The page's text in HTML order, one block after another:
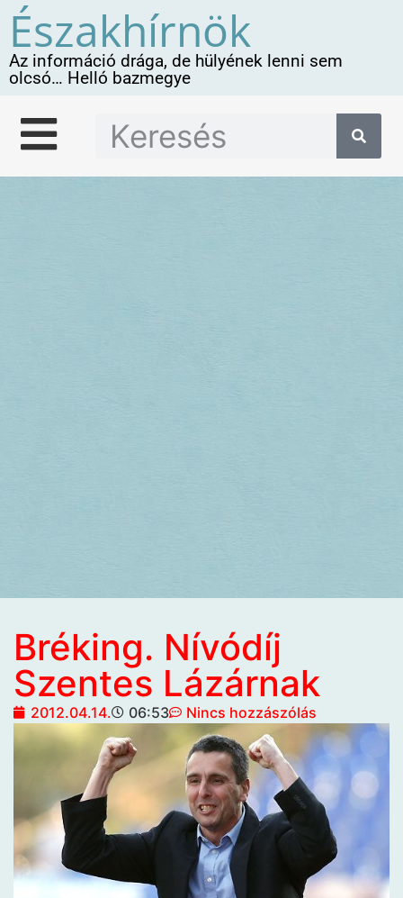
Északhírnök
Az információ drága, de hülyének lenni sem
olcsó… Helló bazmegye
Bréking. Nívódíj
Szentes Lázárnak
2012.04.14. 06:53 Nincs hozzászólás